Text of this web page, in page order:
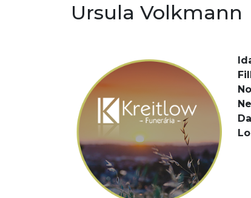
Ursula Volkmann